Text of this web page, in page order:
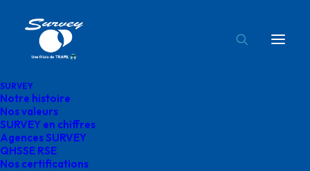
SURVEY
Notre histoire
Nos valeurs
SURVEY en chiffres
Agences SURVEY
QHSSE RSE
Nos certifications